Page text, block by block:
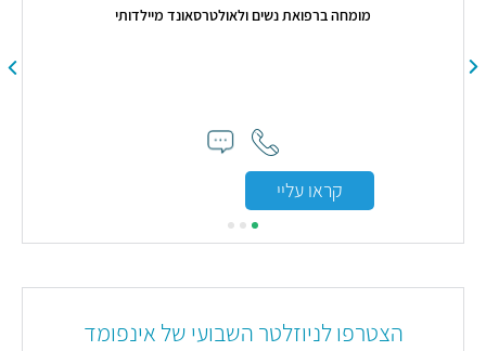
מומחה ברפואת נשים ולאולטרסאונד מיילדותי
קראו עליי
הצטרפו לניוזלטר השבועי של אינפומד